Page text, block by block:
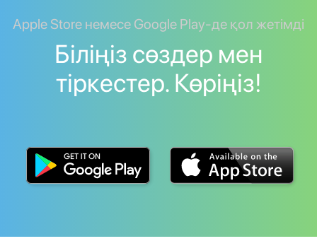
Apple Store немесе Google Play-де қол жетімді
Біліңіз сөздер мен
тіркестер. Көріңіз!